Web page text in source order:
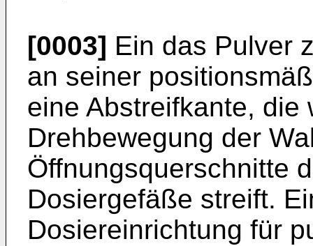
[0003] Ein das Pulver
an seiner
eine Abstreifkante, die
Drehbewegung der
Öffnungsquerschnitte
Dosiergefäße streift.
Dosiereinrichtung für